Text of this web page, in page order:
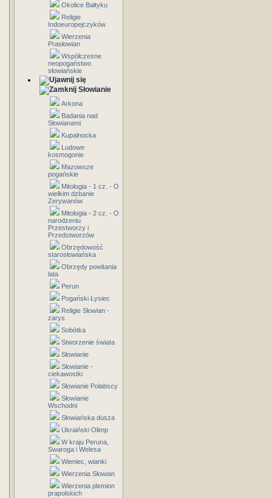
Okolice Bałtyku
Religie
Indoeuropejczyków
Wierzenia
Prasłowian
Współczesne
neopogaństwo
słowiańskie
Słowianie
Arkona
Badania nad
Słowianami
Kupalnocka
Ludowe
kosmogonie
Mazowsze
pogańskie
Mitologia - 1 cz. - O
wielkim dzbanie
Zerywanów
Mitologia - 2 cz. - O
narodzeniu
Przestworzy i
Przedstworzów
Obrzędowość
starosłowiańska
Obrzędy powitania
lata
Perun
Pogański Łysiec
Religie Słowian -
zarys
Sobótka
Stworzenie świata
Słowianie
Słowianie -
ciekawostki
Słowianie Połabscy
Słowianie
Wschodni
Słowiańska dusza
Ukraiński Olimp
W kraju Peruna,
Swaroga i Welesa
Wieniec, wianki
Wierzenia Słowian
Wierzenia plemion
prapolskich